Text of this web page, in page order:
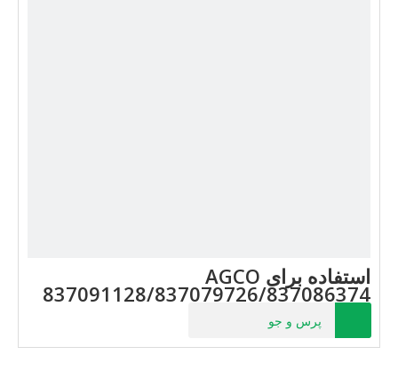
استفاده برای AGCO
837091128/837079726/837086374
پرس و جو